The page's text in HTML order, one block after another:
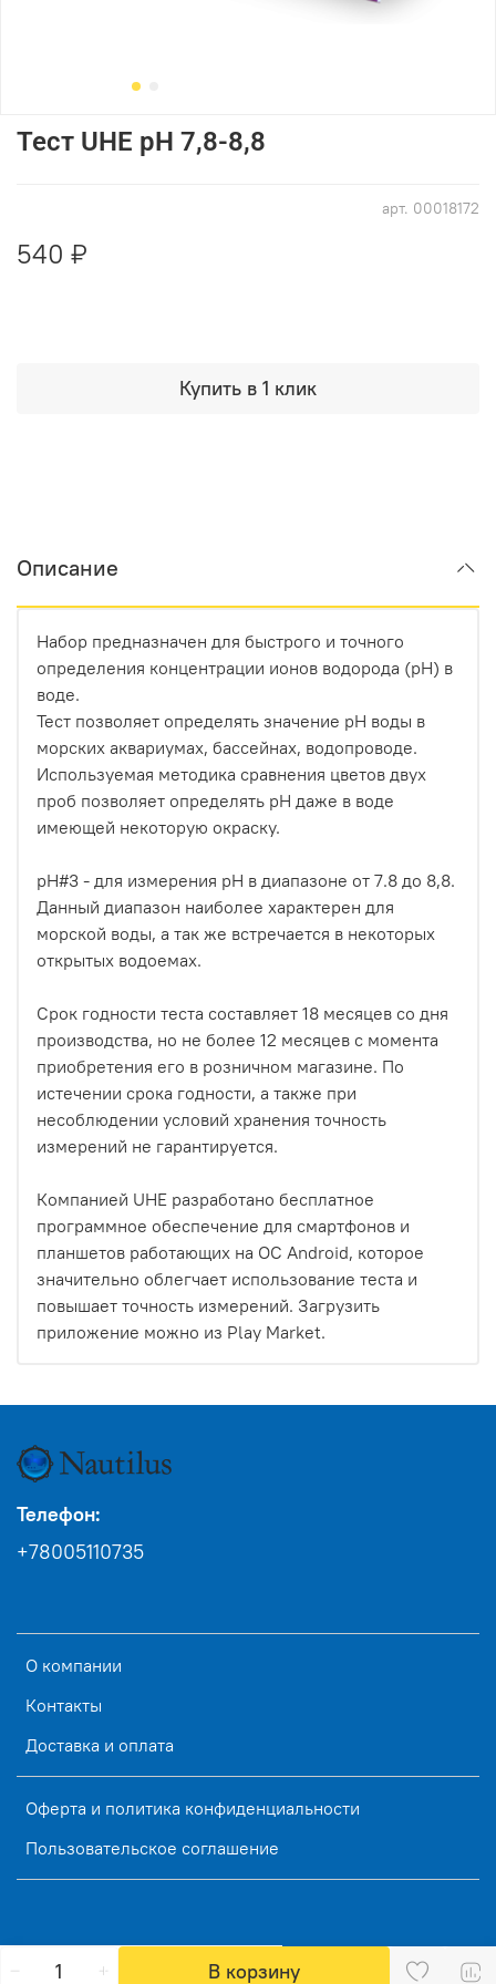
арт. 00018172
Тест UHE pH 7,8-8,8
540 ₽
В корзину
Купить в 1 клик
Описание
Набор предназначен для быстрого и точного
определения концентрации ионов водорода (pH) в
воде.
Тест позволяет определять значение pH воды в
морских аквариумах, бассейнах, водопроводе.
Используемая методика сравнения цветов двух
проб позволяет определять pH даже в воде
имеющей некоторую окраску.
pH#3 - для измерения pH в диапазоне от 7.8 до 8,8.
Данный диапазон наиболее характерен для
морской воды, а так же встречается в некоторых
открытых водоемах.
Срок годности теста составляет 18 месяцев со дня
производства, но не более 12 месяцев с момента
приобретения его в розничном магазине. По
истечении срока годности, а также при
несоблюдении условий хранения точность
измерений не гарантируется.
Компанией UHE разработано бесплатное
программное обеспечение для смартфонов и
планшетов работающих на ОС Android, которое
значительно облегчает использование теста и
повышает точность измерений. Загрузить
приложение можно из Play Market.
О компании
Контакты
Доставка и оплата
Оферта и политика конфиденциальности
Пользовательское соглашение
Телефон:
+78005110735